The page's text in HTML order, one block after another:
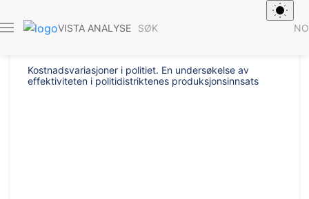
VISTA ANALYSE SØK NO
Kostnadsvariasjoner i politiet. En undersøkelse av
effektiviteten i politidistriktenes produksjonsinnsats